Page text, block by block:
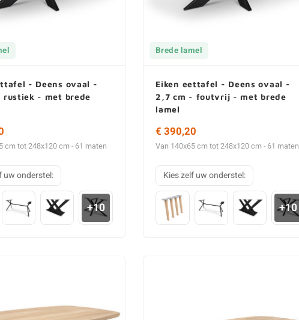
- Deens ovaal -
rustiek - met brede
cm tot 248x120 cm - 61 maten
uw onderstel:
+10
Brede lamel
Eiken eettafel - Deens ovaal -
2,7 cm - foutvrij - met brede
lamel
€ 390,20
Van 140x65 cm tot 248x120 cm - 61 maten
Kies zelf uw onderstel:
+10